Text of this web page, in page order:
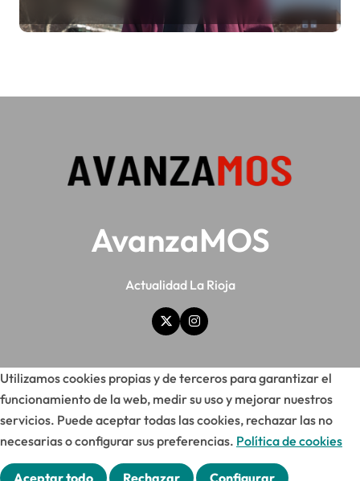
AvanzaMOS
Actualidad La Rioja
Utilizamos cookies propias y de terceros para garantizar el
funcionamiento de la web, medir su uso y mejorar nuestros
servicios. Puede aceptar todas las cookies, rechazar las no
necesarias o configurar sus preferencias. Política de cookies
Aceptar todo Rechazar Configurar